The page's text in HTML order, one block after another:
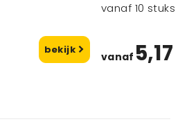
bekijk
vanaf 10 stuks
vanaf 5,17